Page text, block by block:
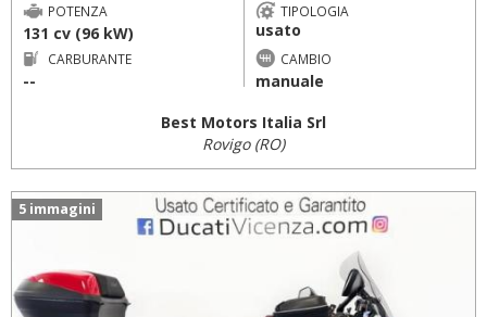
POTENZA
131 cv (96 kW)
TIPOLOGIA
usato
CARBURANTE
--
CAMBIO
manuale
Best Motors Italia Srl
Rovigo (RO)
5 immagini